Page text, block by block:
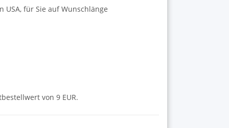
USA, für Sie auf Wunschlänge
von 9 EUR.